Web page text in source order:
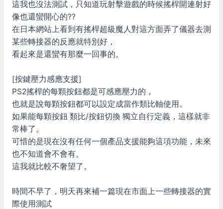
這我也沒法測試，只知道玩射擊遊戲的時候搖桿開連射好
像也還蠻開心的??
在日本網站上看到有搖桿超級魔人對這方面弄了儀器去測
某些轉接器的反應就特別好，
看起來是還蠻有那麼一回事的。
[按鍵壓力感應支援]
PS2搖桿的每顆按鈕都是可感應壓力的，
也就是說每顆按鈕都可以設定成當作類比軸使用。
如果能每顆按鈕 類比/按鈕切換 獨立自行定義，這樣就非
常棒了。
可惜的是現在沒有任何一個產品支援能夠這項功能，未來
也不知道會不會有。
這我就比較不奢望了。
時間不早了，明天再來補一篇現在市面上一些轉接器的實
際使用測試